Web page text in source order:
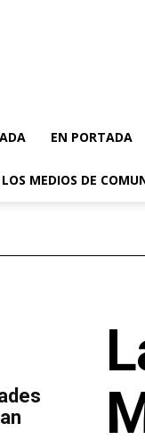
EN PORTADA
MEDIOS DE